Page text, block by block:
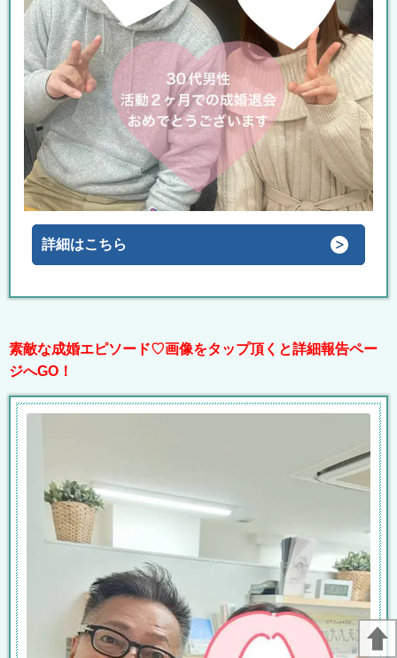
詳細はこちら
素敵な成婚エピソード♡画像をタップ頂くと詳細報告ペー
ジへGO！